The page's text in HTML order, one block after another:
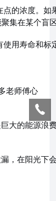
点的浓度。
集在某个盲
用寿命和
老师傅心
大的能源浪
，在阳光下